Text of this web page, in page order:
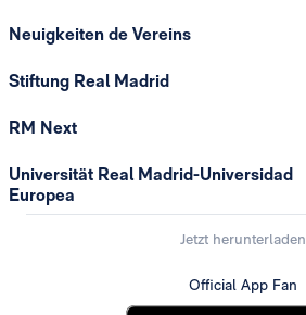
Neuigkeiten de Vereins
Stiftung Real Madrid
RM Next
Universität Real Madrid-Universidad
Europea
Jetzt herunterladen
Official App Fan